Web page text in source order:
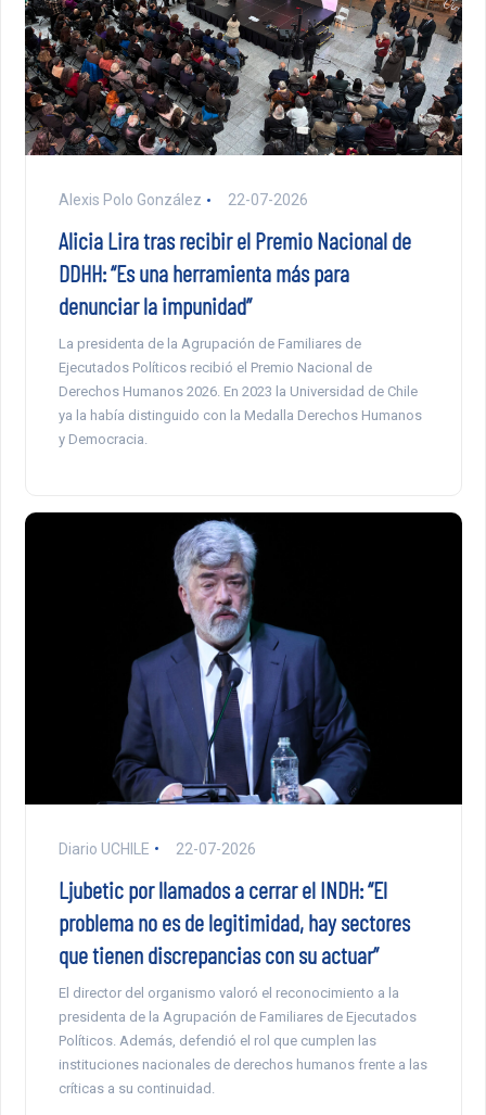
Alexis Polo González 22-07-2026
Alicia Lira tras recibir el Premio Nacional de
DDHH: “Es una herramienta más para
denunciar la impunidad”
La presidenta de la Agrupación de Familiares de
Ejecutados Políticos recibió el Premio Nacional de
Derechos Humanos 2026. En 2023 la Universidad de Chile
ya la había distinguido con la Medalla Derechos Humanos
y Democracia.
Diario UCHILE 22-07-2026
Ljubetic por llamados a cerrar el INDH: “El
problema no es de legitimidad, hay sectores
que tienen discrepancias con su actuar”
El director del organismo valoró el reconocimiento a la
presidenta de la Agrupación de Familiares de Ejecutados
Políticos. Además, defendió el rol que cumplen las
instituciones nacionales de derechos humanos frente a las
críticas a su continuidad.